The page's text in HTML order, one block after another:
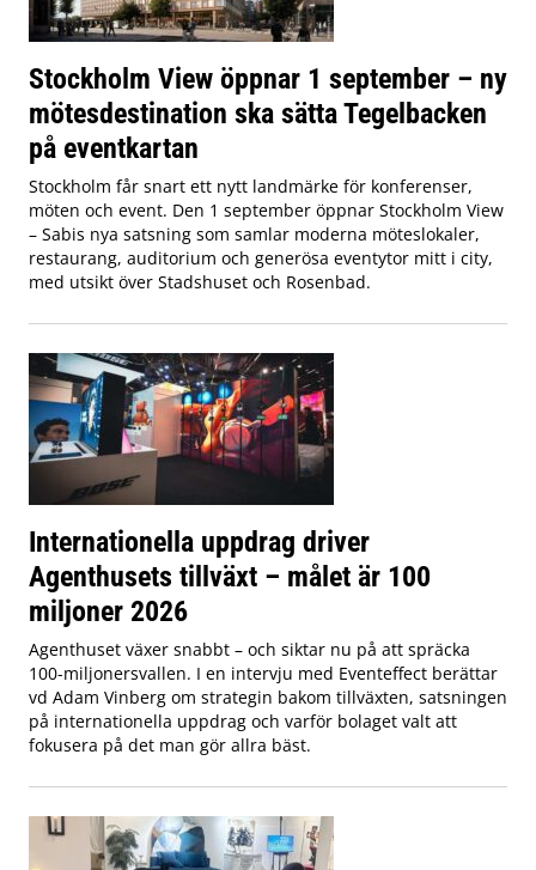
Stockholm View öppnar 1 september – ny
mötesdestination ska sätta Tegelbacken
på eventkartan
Stockholm får snart ett nytt landmärke för konferenser,
möten och event. Den 1 september öppnar Stockholm View
– Sabis nya satsning som samlar moderna möteslokaler,
restaurang, auditorium och generösa eventytor mitt i city,
med utsikt över Stadshuset och Rosenbad.
Internationella uppdrag driver
Agenthusets tillväxt – målet är 100
miljoner 2026
Agenthuset växer snabbt – och siktar nu på att spräcka
100-miljonersvallen. I en intervju med Eventeffect berättar
vd Adam Vinberg om strategin bakom tillväxten, satsningen
på internationella uppdrag och varför bolaget valt att
fokusera på det man gör allra bäst.